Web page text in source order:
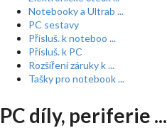
Notebooky a Ultrab ...
PC sestavy
Přísluš. k noteboo ...
Přísluš. k PC
Rozšíření záruky k ...
Tašky pro notebook ...
PC díly, periferie ...